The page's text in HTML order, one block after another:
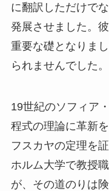
に翻訳しただけで
発展させました。
重要な礎となりま
られませんでした。
19世紀のソフィア
程式の理論に革新
フスカヤの定理を
ホルム大学で教授
が、その道のりは